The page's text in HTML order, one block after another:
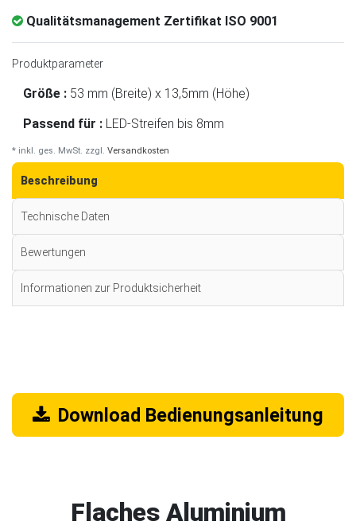
Qualitätsmanagement Zertifikat ISO 9001
Produktparameter
Größe : 53 mm (Breite) x 13,5mm (Höhe)
Passend für : LED-Streifen bis 8mm
* inkl. ges. MwSt. zzgl. Versandkosten
Beschreibung
Technische Daten
Bewertungen
Informationen zur Produktsicherheit
Download Bedienungsanleitung
Flaches Aluminium